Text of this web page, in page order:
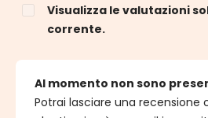
Visualizza le valutazioni
corrente.
Al momento non sono
Potrai lasciare una recensione